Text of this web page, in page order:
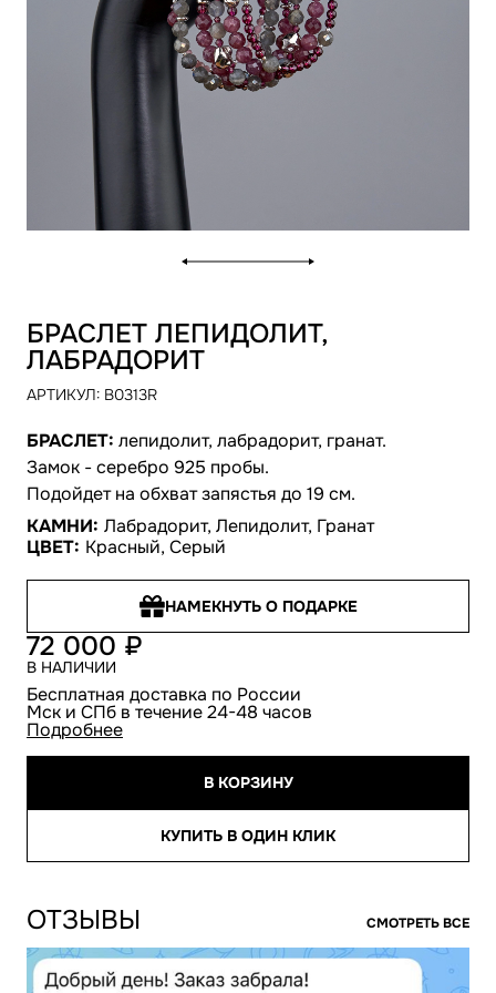
БРАСЛЕТ ЛЕПИДОЛИТ,
ЛАБРАДОРИТ
АРТИКУЛ: B0313R
БРАСЛЕТ: лепидолит, лабрадорит, гранат.
Замок - серебро 925 пробы.
Подойдет на обхват запястья до 19 см.
КАМНИ: Лабрадорит, Лепидолит, Гранат
ЦВЕТ: Красный, Серый
НАМЕКНУТЬ О ПОДАРКЕ
72 000
В НАЛИЧИИ
Бесплатная доставка по России
Мск и СПб в течение 24-48 часов
Подробнее
В КОРЗИНУ
КУПИТЬ В ОДИН КЛИК
ОТЗЫВЫ СМОТРЕТЬ ВСЕ